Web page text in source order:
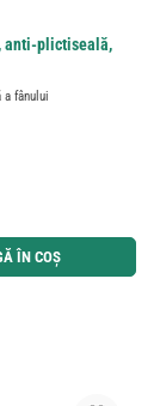
anti-plictiseală,
a fânului
a mări sau micșora
ÎN COȘ